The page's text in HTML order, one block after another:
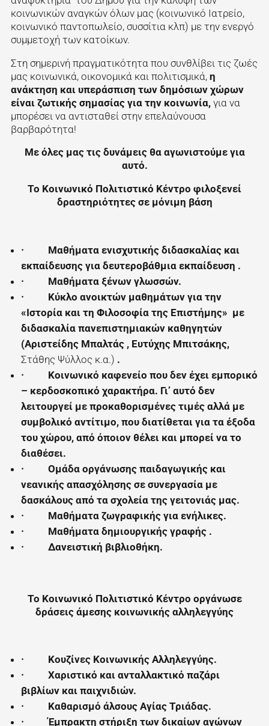
κοινωνικών αναγκών όλων μας (κοινωνικό Ιατρείο,
κοινωνικό παντοπωλείο, συσσίτια κλπ) με την ενεργό
συμμετοχή των κατοίκων.
Στη σημερινή πραγματικότητα που συνθλίβει τις ζωές
μας κοινωνικά, οικονομικά και πολιτισμικά, η
ανάκτηση και υπεράσπιση των δημόσιων χώρων
είναι ζωτικής σημασίας για την κοινωνία, για να
μπορέσει να αντισταθεί στην επελαύνουσα
βαρβαρότητα!
Με όλες μας τις δυνάμεις θα αγωνιστούμε για
αυτό.
Το Κοινωνικό Πολιτιστικό Κέντρο φιλοξενεί
δραστηριότητες σε μόνιμη βάση
· Μαθήματα ενισχυτικής διδασκαλίας και
εκπαίδευσης για δευτεροβάθμια εκπαίδευση .
· Μαθήματα ξένων γλωσσών.
· Κύκλο ανοικτών μαθημάτων για την
«Ιστορία και τη Φιλοσοφία της Επιστήμης» με
διδασκαλία πανεπιστημιακών καθηγητών
(Αριστείδης Μπαλτάς , Ευτύχης Μπιτσάκης,
Στάθης Ψύλλος κ.α.) .
· Κοινωνικό καφενείο που δεν έχει εμπορικό
– κερδοσκοπικό χαρακτήρα. Γι’ αυτό δεν
λειτουργεί με προκαθορισμένες τιμές αλλά με
συμβολικό αντίτιμο, που διατίθεται για τα έξοδα
του χώρου, από όποιον θέλει και μπορεί να το
διαθέσει.
· Ομάδα οργάνωσης παιδαγωγικής και
νεανικής απασχόλησης σε συνεργασία με
δασκάλους από τα σχολεία της γειτονιάς μας.
· Μαθήματα ζωγραφικής για ενήλικες.
· Μαθήματα δημιουργικής γραφής .
· Δανειστική βιβλιοθήκη.
Το Κοινωνικό Πολιτιστικό Κέντρο οργάνωσε
δράσεις άμεσης κοινωνικής αλληλεγγύης
· Κουζίνες Κοινωνικής Αλληλεγγύης.
· Χαριστικό και ανταλλακτικό παζάρι
βιβλίων και παιχνιδιών.
· Καθαρισμό άλσους Αγίας Τριάδας.
·Έμπρακτη στήριξη των δικαίων αγώνων